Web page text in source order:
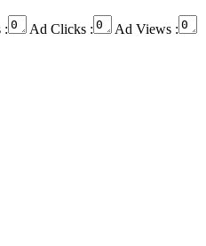
: Ad Clicks : Ad Views :